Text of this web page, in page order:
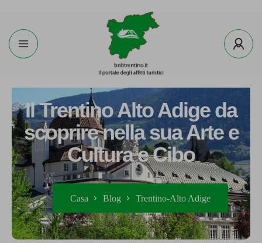
Il Trentino Alto Adige da
scoprire nella sua Arte e
Cultura e Cibo
Casa Blog Trentino-Alto Adige